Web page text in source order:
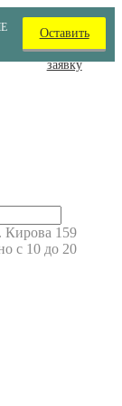
Оставить
заявку
Кирова 159
с 10 до 20